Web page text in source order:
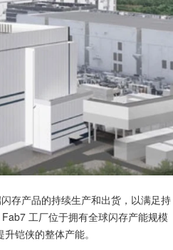
存产品的持续生产和出货，以满足持
工厂位于拥有全球闪存产能规模
铠侠的整体产能。